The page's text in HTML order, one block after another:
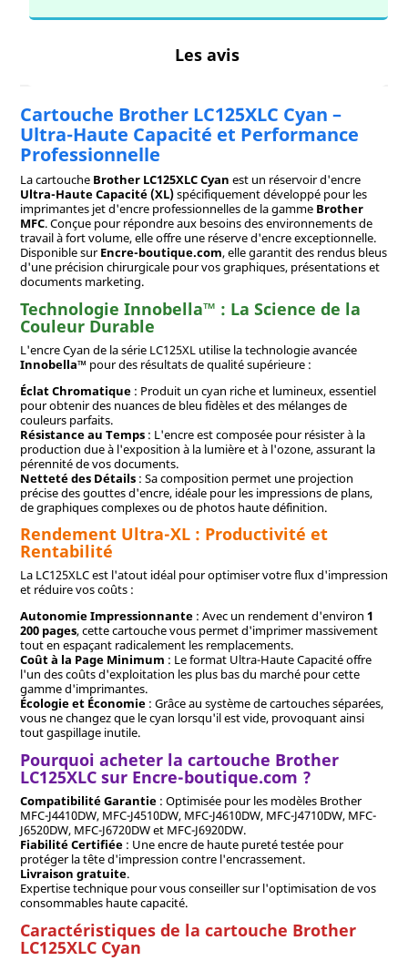
Les avis
Cartouche Brother LC125XLC Cyan –
Ultra-Haute Capacité et Performance
Professionnelle
La cartouche Brother LC125XLC Cyan est un réservoir d'encre
Ultra-Haute Capacité (XL)spécifiquement développé pour les
imprimantes jet d'encre professionnelles de la gamme Brother
MFC. Conçue pour répondre aux besoins des environnements de
travail à fort volume, elle offre une réserve d'encre exceptionnelle.
Disponible surEncre-boutique.com, elle garantit des rendus bleus
d'une précision chirurgicale pour vos graphiques, présentations et
documents marketing.
Technologie Innobella™ : La Science de la
Couleur Durable
L'encre Cyan de la série LC125XL utilise la technologie avancée
Innobella™ pour des résultats de qualité supérieure :
Éclat Chromatique: Produit un cyan riche et lumineux, essentiel
pour obtenir des nuances de bleu fidèles et des mélanges de
couleurs parfaits.
Résistance au Temps: L'encre est composée pour résister à la
production due à l'exposition à la lumière et à l'ozone, assurant la
pérennité de vos documents.
Netteté des Détails: Sa composition permet une projection
précise des gouttes d'encre, idéale pour les impressions de plans,
de graphiques complexes ou de photos haute définition.
Rendement Ultra-XL : Productivité et
Rentabilité
La LC125XLC est l'atout idéal pour optimiser votre flux d'impression
et réduire vos coûts :
Autonomie Impressionnante: Avec un rendement d'environ 1
200 pages, cette cartouche vous permet d'imprimer massivement
tout en espaçant radicalement les remplacements.
Coût à la Page Minimum : Le format Ultra-Haute Capacité offre
l'un des coûts d'exploitation les plus bas du marché pour cette
gamme d'imprimantes.
Écologie et Économie: Grâce au système de cartouches séparées,
vous ne changez que le cyan lorsqu'il est vide, provoquant ainsi
tout gaspillage inutile.
Pourquoi acheter la cartouche Brother
LC125XLC sur Encre-boutique.com ?
Compatibilité Garantie: Optimisée pour les modèles Brother
MFC-J4410DW, MFC-J4510DW, MFC-J4610DW, MFC-J4710DW, MFC-
J6520DW, MFC-J6720DW et MFC-J6920DW.
Fiabilité Certifiée: Une encre de haute pureté testée pour
protéger la tête d'impression contre l'encrassement.
Livraison gratuite.
Expertise technique pour vous conseiller sur l'optimisation de vos
consommables haute capacité.
Caractéristiques de la cartouche Brother
LC125XLC Cyan